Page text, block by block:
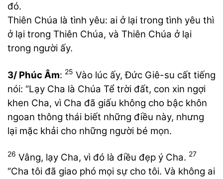
đó.
Thiên Chúa là tình yêu: ai ở lại trong tình yêu thì
ở lại trong Thiên Chúa, và Thiên Chúa ở lại
trong người ấy.
3/ Phúc Âm: 25 Vào lúc ấy, Đức Giê-su cất tiếng
nói: “Lạy Cha là Chúa Tể trời đất, con xin ngợi
khen Cha, vì Cha đã giấu không cho bậc khôn
ngoan thông thái biết những điều này, nhưng
lại mặc khải cho những người bé mọn.
26 Vâng, lạy Cha, vì đó là điều đẹp ý Cha. 27
“Cha tôi đã giao phó mọi sự cho tôi. Và không ai